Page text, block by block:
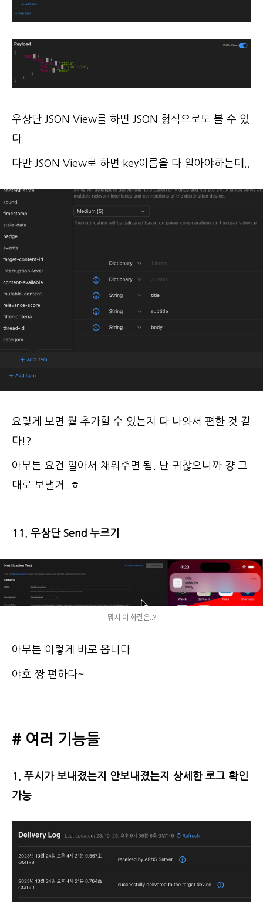
우상단 JSON View를 하면 JSON 형식으로도 볼 수 있
다.
다만 JSON View로 하면 key이름을 다 알아야하는데..
요렇게 보면 뭘 추가할 수 있는지 다 나와서 편한 것 같
다!?
아무튼 요건 알아서 채워주면 됨. 난 귀찮으니까 걍 그
대로 보낼거..ㅎ
11. 우상단 Send 누르기
뭐지 이 화질은..?
아무튼 이렇게 바로 옵니다
야호 짱 편하다~
# 여러 기능들
1. 푸시가 보내졌는지 안보내졌는지 상세한 로그 확인
가능